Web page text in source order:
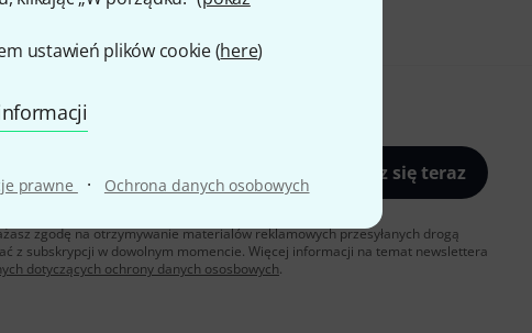
ustawień plików cookie (here)
prawne · Ochrona danych osobowych Zapisz się teraz
zgodę na otrzymywanie materialów reklamowych przesyłanych drogą
z subskrypcji w dowolnym momencie. Więcej informacji na temat newslettera
dotyczących ochrony danych ososbowych.